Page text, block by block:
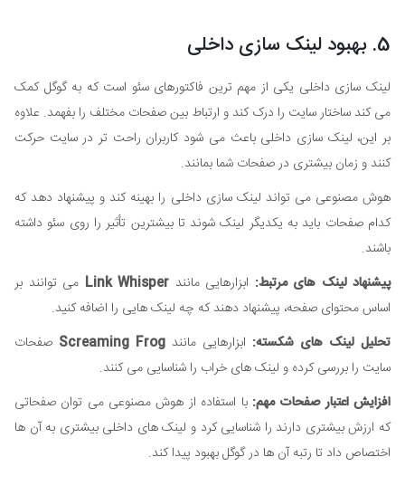
5. بهبود لینک سازی داخلی
لینک سازی داخلی یکی از مهم ترین فاکتورهای سئو است که به گوگل کمک
می کند ساختار سایت را درک کند و ارتباط بین صفحات مختلف را بفهمد. علاوه
بر این، لینک سازی داخلی باعث می شود کاربران راحت تر در سایت حرکت
کنند و زمان بیشتری در صفحات شما بمانند.
هوش مصنوعی می تواند لینک سازی داخلی را بهینه کند و پیشنهاد دهد که
کدام صفحات باید به یکدیگر لینک شوند تا بیشترین تأثیر را روی سئو داشته
باشند.
پیشنهاد لینک های مرتبط: ابزارهایی مانند Link Whisper می توانند بر
اساس محتوای صفحه، پیشنهاد دهند که چه لینک هایی را اضافه کنید.
تحلیل لینک های شکسته: ابزارهایی مانند Screaming Frog صفحات
سایت را بررسی کرده و لینک های خراب را شناسایی می کنند.
افزایش اعتبار صفحات مهم: با استفاده از هوش مصنوعی می توان صفحاتی
که ارزش بیشتری دارند را شناسایی کرد و لینک های داخلی بیشتری به آن ها
اختصاص داد تا رتبه آن ها در گوگل بهبود پیدا کند.